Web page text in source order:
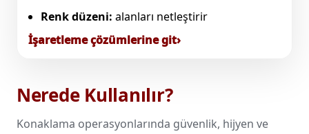
Renk düzeni: alanları netleştirir
İşaretleme çözümlerine git
Nerede Kullanılır?
Konaklama operasyonlarında güvenlik, hijyen ve